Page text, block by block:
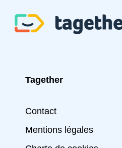
Tagether
Contact
Mentions légales